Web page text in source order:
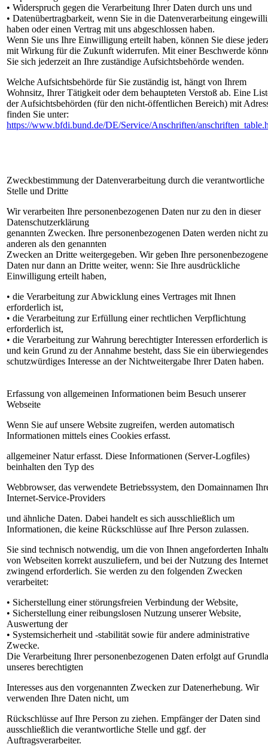
• Widerspruch gegen die Verarbeitung Ihrer Daten durch uns und
• Datenübertragbarkeit, wenn Sie in die Datenverarbeitung
haben oder einen Vertrag mit uns abgeschlossen haben.
Wenn Sie uns Ihre Einwilligung erteilt haben, können Sie diese
mit Wirkung für die Zukunft widerrufen. Mit einer Beschwerde
Sie sich jederzeit an Ihre zuständige Aufsichtsbehörde wenden.
Welche Aufsichtsbehörde für Sie zuständig ist, hängt von Ihrem
Wohnsitz, Ihrer Tätigkeit oder dem behaupteten Verstoß ab. Eine
der Aufsichtsbehörden (für den nicht-öffentlichen Bereich) mit
finden Sie unter:
https://www.bfdi.bund.de/DE/Service/Anschriften/
Zweckbestimmung der Datenverarbeitung durch die verantwortliche
Stelle und Dritte
Wir verarbeiten Ihre personenbezogenen Daten nur zu den in dieser
Datenschutzerklärung
genannten Zwecken. Ihre personenbezogenen Daten werden nicht zu
anderen als den genannten
Zwecken an Dritte weitergegeben. Wir geben Ihre
Daten nur dann an Dritte weiter, wenn: Sie Ihre ausdrückliche
Einwilligung erteilt haben,
• die Verarbeitung zur Abwicklung eines Vertrages mit Ihnen
erforderlich ist,
• die Verarbeitung zur Erfüllung einer rechtlichen Verpflichtung
erforderlich ist,
• die Verarbeitung zur Wahrung berechtigter Interessen erforderlich
und kein Grund zu der Annahme besteht, dass Sie ein überwiegendes
schutzwürdiges Interesse an der Nichtweitergabe Ihrer Daten haben.
Erfassung von allgemeinen Informationen beim Besuch unserer
Webseite
Wenn Sie auf unsere Website zugreifen, werden automatisch
Informationen mittels eines Cookies erfasst.
allgemeiner Natur erfasst. Diese Informationen (Server-Logfiles)
beinhalten den Typ des
Webbrowser, das verwendete Betriebssystem, den Domainnamen
Internet-Service-Providers
und ähnliche Daten. Dabei handelt es sich ausschließlich um
Informationen, die keine Rückschlüsse auf Ihre Person zulassen.
Sie sind technisch notwendig, um die von Ihnen angeforderten
von Webseiten korrekt auszuliefern, und bei der Nutzung des
zwingend erforderlich. Sie werden zu den folgenden Zwecken
verarbeitet:
• Sicherstellung einer störungsfreien Verbindung der Website,
• Sicherstellung einer reibungslosen Nutzung unserer Website,
Auswertung der
• Systemsicherheit und -stabilität sowie für andere administrative
Zwecke.
Die Verarbeitung Ihrer personenbezogenen Daten erfolgt auf
unseres berechtigten
Interesses aus den vorgenannten Zwecken zur Datenerhebung. Wir
verwenden Ihre Daten nicht, um
Rückschlüsse auf Ihre Person zu ziehen. Empfänger der Daten sind
ausschließlich die verantwortliche Stelle und ggf. der
Auftragsverarbeiter.